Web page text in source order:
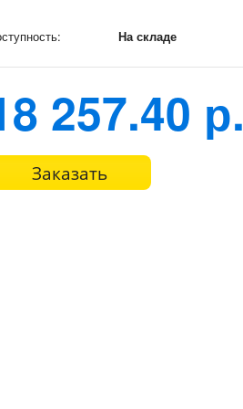
На складе
257.40 р.
Заказать